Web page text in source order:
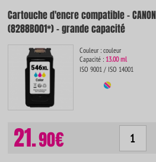
Cartouche d'encre compatible -
(8288B001*) - grande capacité
Couleur : couleur
Capacité : 13.00 ml
ISO 9001 / ISO 14001
21.90€